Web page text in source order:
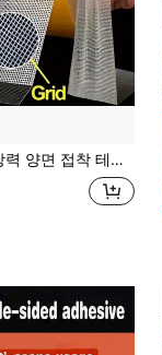
착력, 쉬운 제거 - 벽, 카펫, 공예품 및 무거운 물건에 완벽 - 재사용 가능, 내구성, 강한 접착력